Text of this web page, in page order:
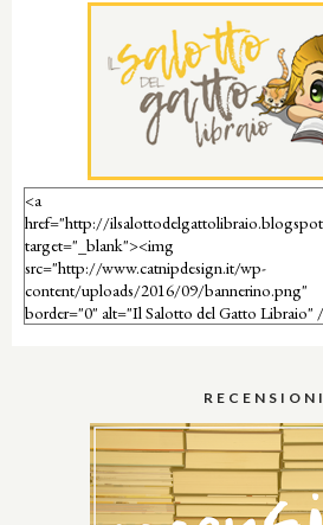
RECENSIONI